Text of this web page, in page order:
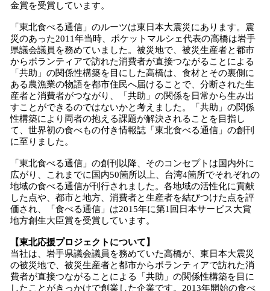
金賞を受賞しています。
「東北食べる通信」のルーツは東日本大震災にあります。震
災のあった2011年当時、ポケットマルシェ代表の高橋は岩手
県議会議員を務めていました。被災地で、被災生産者と都市
からボランティアで訪れた消費者が直接つながることによる
「共助」の関係性構築を目にした高橋は、食材とその裏側に
ある農漁業の物語を都市住民へ届けることで、分断された生
産者と消費者がつながり、「共助」の関係を日常から生み出
すことができるのではないかと考えました。「共助」の関係
性構築により両者の抱える課題が解決されることを目指し
て、世界初の食べもの付き情報誌「東北食べる通信」の創刊
に至りました。
「東北食べる通信」の創刊以降、そのコンセプトは国内外に
広がり、これまでに国内50箇所以上、台湾4箇所でそれぞれの
地域の食べる通信が刊行されました。各地域の活性化に貢献
した点や、都市と地方、消費者と生産者を結びつけた点を評
価され、「食べる通信」は2015年に第1回日本サービス大賞
地方創生大臣賞を受賞しています。
【東北応援プロジェクトについて】
当社は、岩手県議会議員を務めていた高橋が、東日本大震災
の被災地で、被災生産者と都市からボランティアで訪れた消
費者が直接つながることによる「共助」の関係性構築を目に
したことがきっかけで創業した企業です。2013年開始の食べ